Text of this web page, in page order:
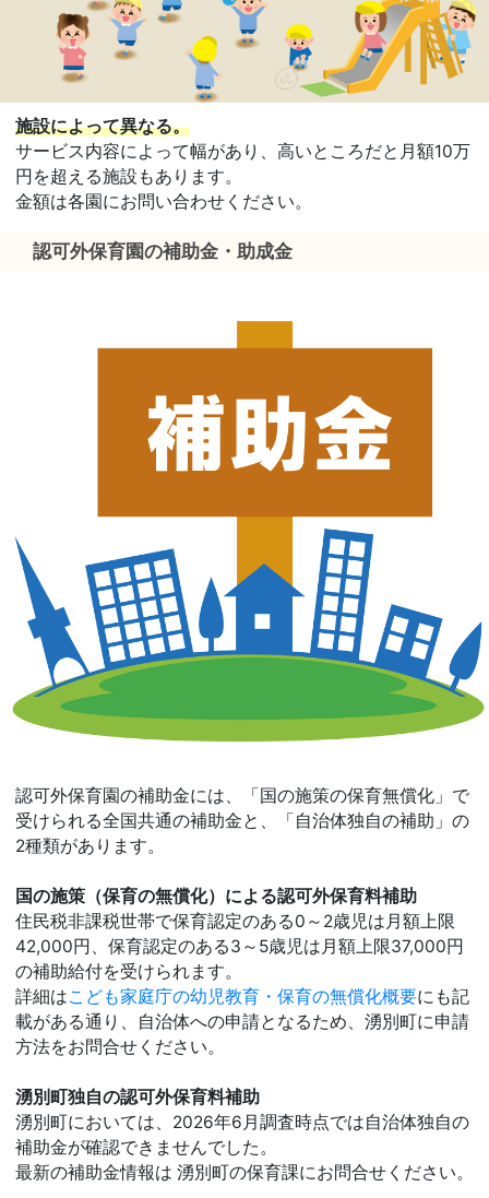
施設によって異なる。
サービス内容によって幅があり、高いところだと月額10万
円を超える施設もあります。
金額は各園にお問い合わせください。
認可外保育園の補助金・助成金
認可外保育園の補助金には、「国の施策の保育無償化」で
受けられる全国共通の補助金と、「自治体独自の補助」の
2種類があります。
国の施策（保育の無償化）による認可外保育料補助
住民税非課税世帯で保育認定のある0～2歳児は月額上限
42,000円、保育認定のある3～5歳児は月額上限37,000円
の補助給付を受けられます。
詳細はこども家庭庁の幼児教育・保育の無償化概要にも記
載がある通り、自治体への申請となるため、湧別町に申請
方法をお問合せください。
湧別町独自の認可外保育料補助
湧別町においては、2026年6月調査時点では自治体独自の
補助金が確認できませんでした。
最新の補助金情報は 湧別町の保育課にお問合せください。